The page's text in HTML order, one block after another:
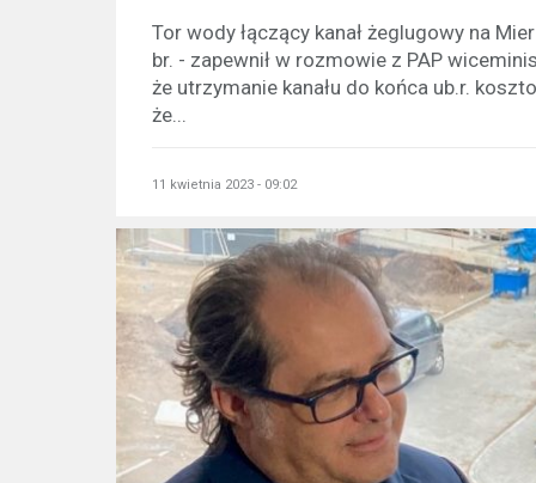
Tor wody łączący kanał żeglugowy na
br. - zapewnił w rozmowie z PAP
że utrzymanie kanału do końca ub.r.
że...
11 kwietnia 2023 - 09:02